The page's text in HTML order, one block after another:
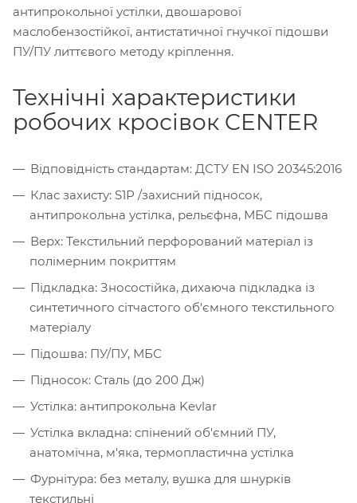
антипрокольної устілки, двошарової
маслобензостійкої, антистатичної гнучкої підошви
ПУ/ПУ литтєвого методу кріплення.
Технічні характеристики
робочих кросівок CENTER
Відповідність стандартам: ДСТУ EN ISO 20345:2016
Клас захисту: S1Р /захисний підносок,
антипрокольна устілка, рельєфна, МБС підошва
Верх: Текстильний перфорований матеріал із
полімерним покриттям
Підкладка: Зносостійка, дихаюча підкладка із
синтетичного сітчастого об'ємного текстильного
матеріалу
Підошва: ПУ/ПУ, МБС
Підносок: Сталь (до 200 Дж)
Устілка: антипрокольна Kevlar
Устілка вкладна: спінений об'ємний ПУ,
анатомічна, м'яка, термопластична устілка
Фурнітура: без металу, вушка для шнурків
текстильні